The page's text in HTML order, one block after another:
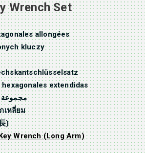
Wrench Set
allongées
kluczy
extendidas
เหลี่ยม
)
Wrench (Long Arm)